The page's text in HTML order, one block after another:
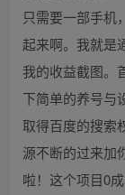
只需要一部手机
起来啊。我就是
我的收益截图。
下简单的养号与
取得百度的搜索
源不断的过来加
啦！这个项目0